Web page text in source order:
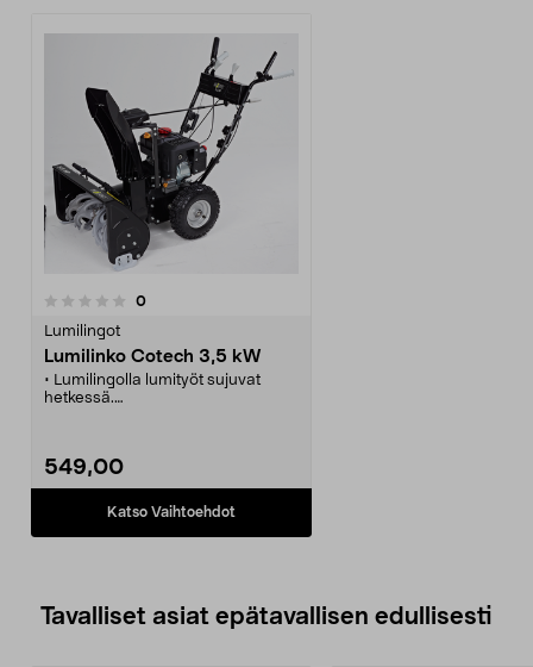
0arvostelut
Lumilingot
Lumilinko Cotech 3,5 kW
• Lumilingolla lumityöt sujuvat
hetkessä.
pyörää takaavat hyvät ajo-
ominaisuudet.
• Bensiinikäyttöinen 4-
primer-pumppu.
549,00
Katso Vaihtoehdot
Tavalliset asiat epätavallisen edullisesti